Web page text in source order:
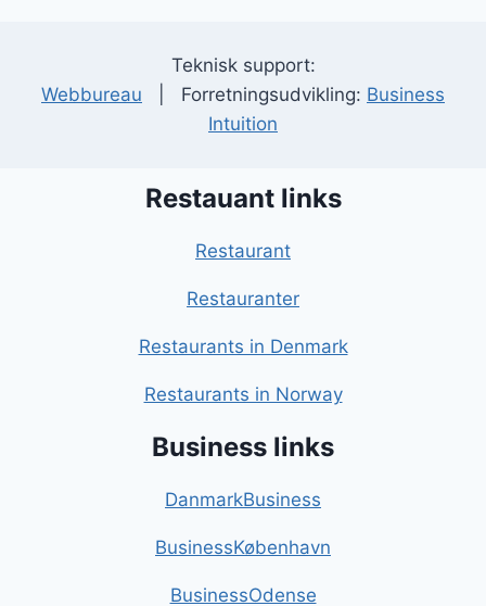
Teknisk support:
Webbureau | Forretningsudvikling: Business
Intuition
Restauant links
Restaurant
Restauranter
Restaurants in Denmark
Restaurants in Norway
Business links
DanmarkBusiness
BusinessKøbenhavn
BusinessOdense